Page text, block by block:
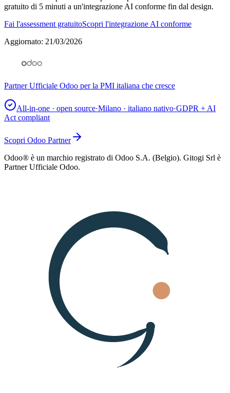
gratuito di 5 minuti a un'integrazione AI conforme fin dal design.
Fai l'assessment gratuitoScopri l'integrazione AI conforme
Aggiornato: 21/03/2026
Partner Ufficiale Odoo per la PMI italiana che cresce
All-in-one · open source·Milano · italiano nativo·GDPR + AI
Act compliant
Scopri Odoo Partner
Odoo® è un marchio registrato di Odoo S.A. (Belgio). Gitogi Srl è
Partner Ufficiale Odoo.